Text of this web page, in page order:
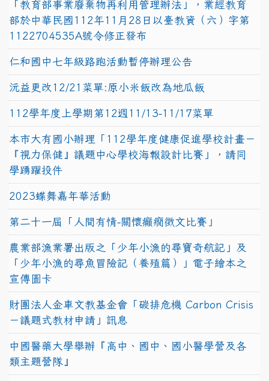
「教育部事業廢棄物再利用管理辦法」，業經教育
部於中華民國112年11月28日以臺教資（六）字第
1122704535A號令修正發布
仁和國中七年級路跑活動暫停辦理公告
沅益更改12/21菜單:原小米飯改為地瓜飯
112學年度上學期第12週11/13-11/17菜單
本市大有國小辦理「112學年度健康促進學校計畫－
『視力保健』議題中心學校海報設計比賽」，請同
學踴躍投件
2023蝶舞嘉年華活動
第二十一屆「人間有情-關懷癲癇徵文比賽」
農業部漁業署出版之「少年小漁的尋寶奇航記」及
「少年小漁的尋魚冒險記（養殖篇）」電子繪本之
宣傳圖卡
財團法人金車文教基金會「碳排危機 Carbon Crisis
－議題式教材申請」訊息
中國醫藥大學舉辦『高中、國中、國小醫學營及各
類主題營隊』